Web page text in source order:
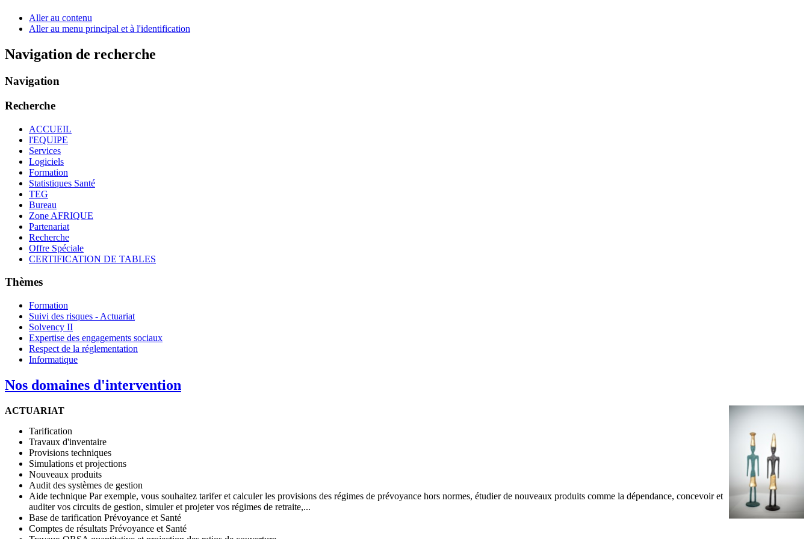
Aller au contenu
Aller au menu principal et à l'identification
Navigation de recherche
Navigation
Recherche
ACCUEIL
l'EQUIPE
Services
Logiciels
Formation
Statistiques Santé
TEG
Bureau
Zone AFRIQUE
Partenariat
Recherche
Offre Spéciale
CERTIFICATION DE TABLES
Thèmes
Formation
Suivi des risques - Actuariat
Solvency II
Expertise des engagements sociaux
Respect de la réglementation
Informatique
Nos domaines d'intervention
ACTUARIAT
Tarification
Travaux d'inventaire
Provisions techniques
Simulations et projections
Nouveaux produits
Audit des systèmes de gestion
Aide technique Par exemple, vous souhaitez tarifer et calculer les provisions des régimes de prévoyance hors normes, étudier de nouveaux produits comme la dépendance, concevoir et
auditer vos circuits de gestion, simuler et projeter vos régimes de retraite,...
Base de tarification Prévoyance et Santé
Comptes de résultats Prévoyance et Santé